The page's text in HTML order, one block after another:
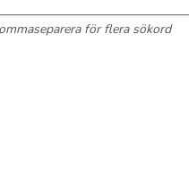
för flera sökord